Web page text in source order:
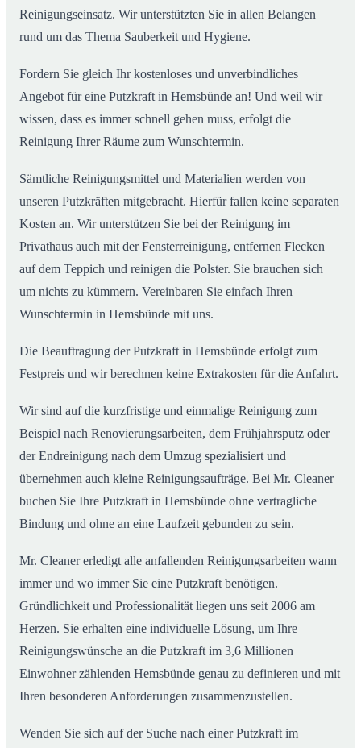
Reinigungseinsatz. Wir unterstützten Sie in allen Belangen
rund um das Thema Sauberkeit und Hygiene.
Fordern Sie gleich Ihr kostenloses und unverbindliches
Angebot für eine Putzkraft in Hemsbünde an! Und weil wir
wissen, dass es immer schnell gehen muss, erfolgt die
Reinigung Ihrer Räume zum Wunschtermin.
Sämtliche Reinigungsmittel und Materialien werden von
unseren Putzkräften mitgebracht. Hierfür fallen keine separaten
Kosten an. Wir unterstützen Sie bei der Reinigung im
Privathaus auch mit der Fensterreinigung, entfernen Flecken
auf dem Teppich und reinigen die Polster. Sie brauchen sich
um nichts zu kümmern. Vereinbaren Sie einfach Ihren
Wunschtermin in Hemsbünde mit uns.
Die Beauftragung der Putzkraft in Hemsbünde erfolgt zum
Festpreis und wir berechnen keine Extrakosten für die Anfahrt.
Wir sind auf die kurzfristige und einmalige Reinigung zum
Beispiel nach Renovierungsarbeiten, dem Frühjahrsputz oder
der Endreinigung nach dem Umzug spezialisiert und
übernehmen auch kleine Reinigungsaufträge. Bei Mr. Cleaner
buchen Sie Ihre Putzkraft in Hemsbünde ohne vertragliche
Bindung und ohne an eine Laufzeit gebunden zu sein.
Mr. Cleaner erledigt alle anfallenden Reinigungsarbeiten wann
immer und wo immer Sie eine Putzkraft benötigen.
Gründlichkeit und Professionalität liegen uns seit 2006 am
Herzen. Sie erhalten eine individuelle Lösung, um Ihre
Reinigungswünsche an die Putzkraft im 3,6 Millionen
Einwohner zählenden Hemsbünde genau zu definieren und mit
Ihren besonderen Anforderungen zusammenzustellen.
Wenden Sie sich auf der Suche nach einer Putzkraft im